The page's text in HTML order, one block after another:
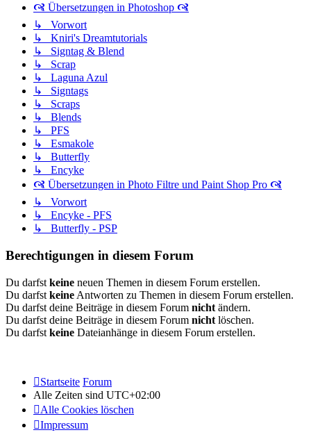
🙧 Übersetzungen in Photoshop 🙧
↳ Vorwort
↳ Kniri's Dreamtutorials
↳ Signtag & Blend
↳ Scrap
↳ Laguna Azul
↳ Signtags
↳ Scraps
↳ Blends
↳ PFS
↳ Esmakole
↳ Butterfly
↳ Encyke
🙧 Übersetzungen in Photo Filtre und Paint Shop Pro 🙧
↳ Vorwort
↳ Encyke - PFS
↳ Butterfly - PSP
Berechtigungen in diesem Forum
Du darfst keine neuen Themen in diesem Forum erstellen.
Du darfst keine Antworten zu Themen in diesem Forum erstellen.
Du darfst deine Beiträge in diesem Forum nicht ändern.
Du darfst deine Beiträge in diesem Forum nicht löschen.
Du darfst keine Dateianhänge in diesem Forum erstellen.
Startseite Forum
Alle Zeiten sind UTC+02:00
Alle Cookies löschen
Impressum